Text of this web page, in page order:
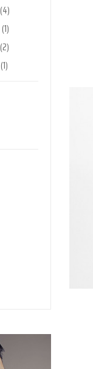
(4)
(1)
(2)
(1)